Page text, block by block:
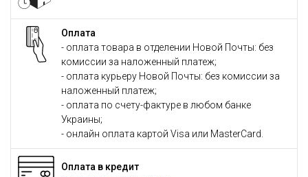
Оплата
- оплата товара в отделении Новой Почты: без
комиссии за наложенный платеж;
- оплата курьеру Новой Почты: без комиссии за
наложенный платеж;
- оплата по счету-фактуре в любом банке
Украины;
- онлайн оплата картой Visa или MasterCard.
Оплата в кредит